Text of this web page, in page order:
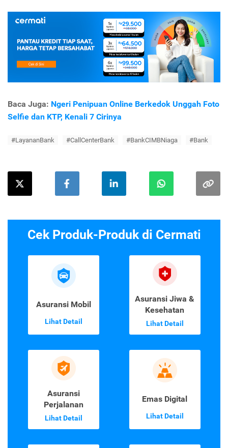
Baca Juga: Ngeri Penipuan Online Berkedok Unggah Foto
Selfie dan KTP, Kenali 7 Cirinya
#LayananBank #CallCenterBank #BankCIMBNiaga #Bank
Cek Produk-Produk di Cermati
Asuransi Mobil
Lihat Detail
Asuransi Jiwa &
Kesehatan
Lihat Detail
Asuransi
Perjalanan
Lihat Detail
Emas Digital
Lihat Detail